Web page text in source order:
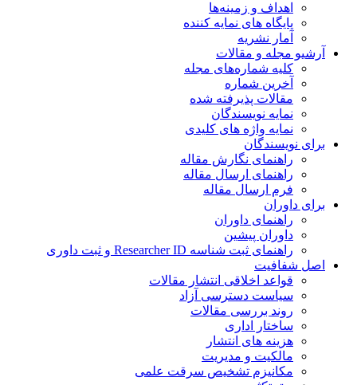
اهداف و زمینه‌ها
پایگاه های نمایه کننده
آمار نشریه
مجله و مقالات
کلیه شماره‌های مجله
آخرین شماره
مقالات پذیرفته شده
نمایه نویسندگان
نمایه واژه های کلیدی
نویسندگان
راهنمای نگارش مقاله
راهنمای ارسال مقاله
فرم ارسال مقاله
داوران
راهنمای داوران
داوران پیشین
راهنمای ثبت شناسه Researcher ID و ثبت داوری
شفافیت
قواعد اخلاقی انتشار مقالات
سیاست دسترسی آزاد
روند بررسی مقالات
ساختار اداری
هزینه های انتشار
مالکیت و مدیریت
ﻣﮑﺎﻧﯿﺰم ﺗﺸﺨﯿﺺ ﺳﺮﻗﺖ ﻋﻠﻤﯽ